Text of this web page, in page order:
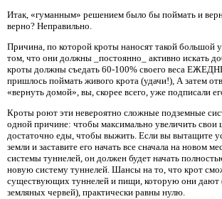
Итак, «гуманным» решением было бы поймать и
верно? Неправильно.
Причина, по которой кроты наносят такой большой
том, что они должны _постоянно_ активно искать
кроты должны съедать 60-100% своего веса
пришлось поймать живого крота (удачи!), А затем
«вернуть домой», вы, скорее всего, уже подписали
Кроты роют эти невероятно сложные подземные
одной причине: чтобы максимально увеличить
достаточно еды, чтобы выжить. Если вы вытащите
земли и заставите его начать все сначала на новом
системы туннелей, он должен будет начать
новую систему туннелей. Шансы на то, что крот
существующих туннелей и пищи, которую они дают
земляных червей), практически равны нулю.